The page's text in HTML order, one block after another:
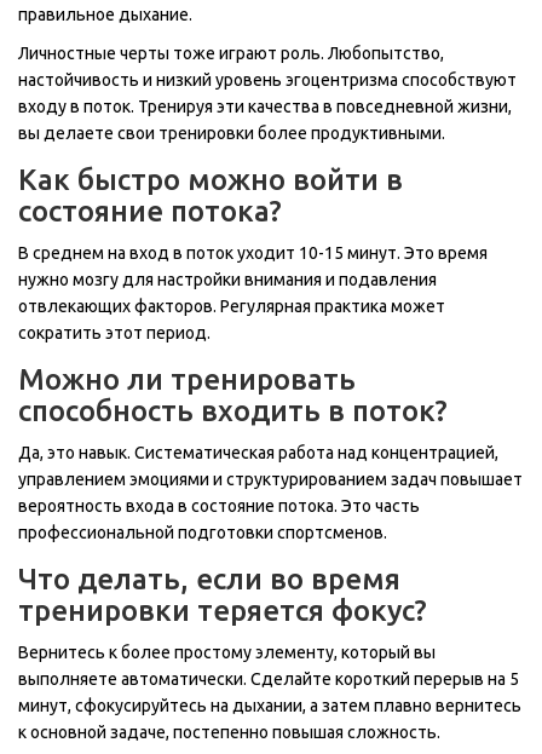
правильное дыхание.
Личностные черты тоже играют роль. Любопытство,
настойчивость и низкий уровень эгоцентризма способствуют
входу в поток. Тренируя эти качества в повседневной жизни,
вы делаете свои тренировки более продуктивными.
Как быстро можно войти в
состояние потока?
В среднем на вход в поток уходит 10-15 минут. Это время
нужно мозгу для настройки внимания и подавления
отвлекающих факторов. Регулярная практика может
сократить этот период.
Можно ли тренировать
способность входить в поток?
Да, это навык. Систематическая работа над концентрацией,
управлением эмоциями и структурированием задач повышает
вероятность входа в состояние потока. Это часть
профессиональной подготовки спортсменов.
Что делать, если во время
тренировки теряется фокус?
Вернитесь к более простому элементу, который вы
выполняете автоматически. Сделайте короткий перерыв на 5
минут, сфокусируйтесь на дыхании, а затем плавно вернитесь
к основной задаче, постепенно повышая сложность.